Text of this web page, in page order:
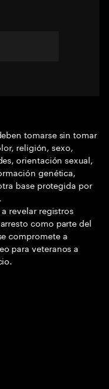
tomarse sin tomar
religión, sexo,
orientación sexual,
genética,
base protegida por
revelar registros
como parte del
compromete a
para veteranos a